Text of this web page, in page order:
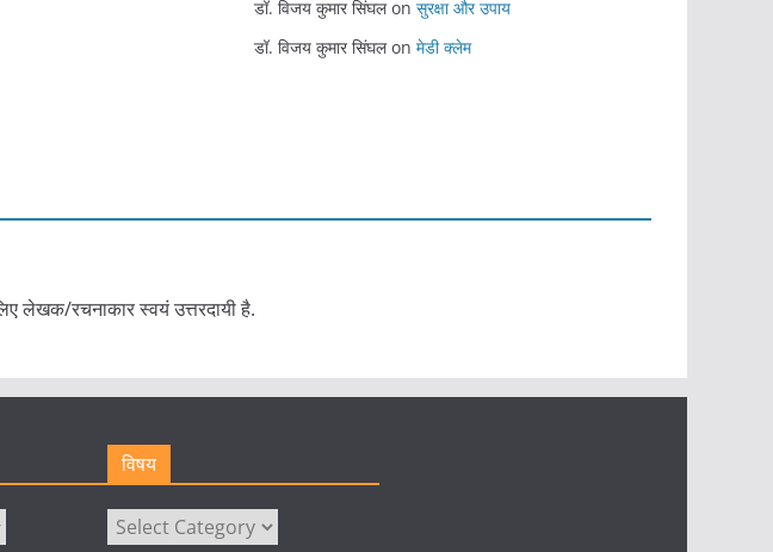
डॉ. विजय कुमार सिंघलon सुरक्षा और उपाय
डॉ. विजय कुमार सिंघलon मेडी क्लेम
लेखक/रचनाकार स्वयं उत्तरदायी है.
विषय
विषय